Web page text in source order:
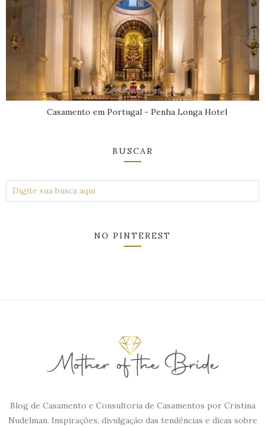
Casamento em Portugal - Penha Longa Hotel
BUSCAR
NO PINTEREST
Blog de Casamento e Consultoria de Casamentos por Cristina
Nudelman. Inspirações, divulgação das tendências e dicas sobre